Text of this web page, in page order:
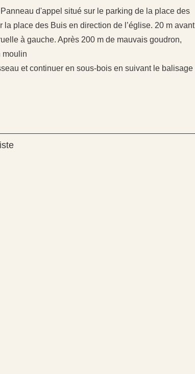
d'appel situé sur le parking de la place des
la place des Buis en direction de l’église. 20 m avant
à gauche. Après 200 m de mauvais goudron,
moulin
et continuer en sous-bois en suivant le balisage